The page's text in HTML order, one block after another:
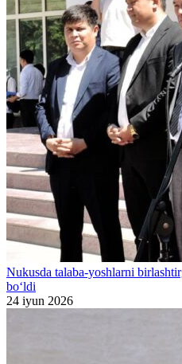
Nukusda talaba-yoshlarni
bo‘ldi
24 iyun 2026